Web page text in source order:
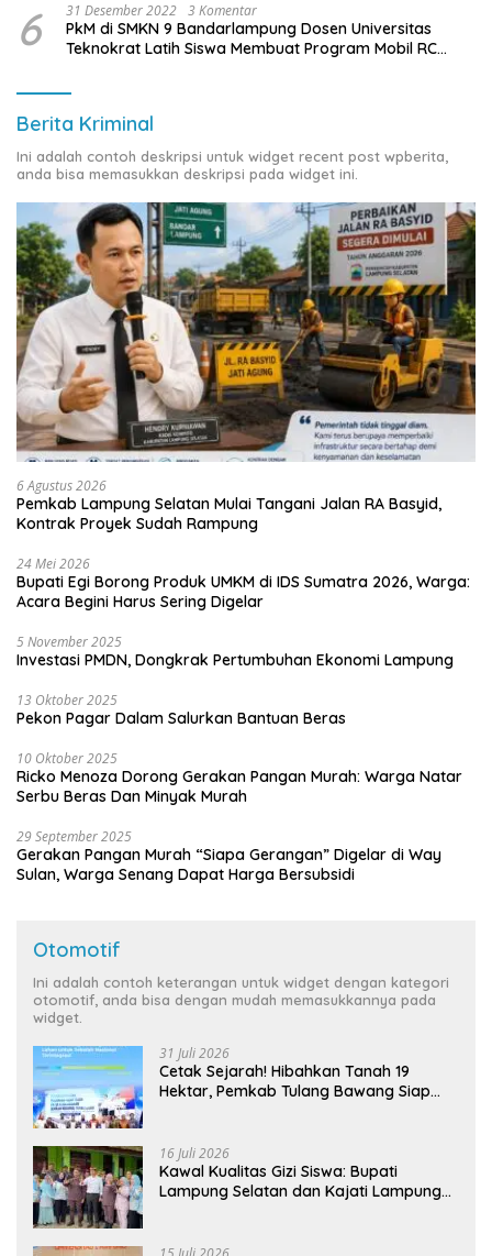
6 31 Desember 2022 3 Komentar
PkM di SMKN 9 Bandarlampung Dosen Universitas
Teknokrat Latih Siswa Membuat Program Mobil RC
Berita Kriminal
Ini adalah contoh deskripsi untuk widget recent post wpberita,
anda bisa memasukkan deskripsi pada widget ini.
6 Agustus 2026
Pemkab Lampung Selatan Mulai Tangani Jalan RA Basyid,
Kontrak Proyek Sudah Rampung
24 Mei 2026
Bupati Egi Borong Produk UMKM di IDS Sumatra 2026, Warga:
Acara Begini Harus Sering Digelar
5 November 2025
Investasi PMDN, Dongkrak Pertumbuhan Ekonomi Lampung
13 Oktober 2025
Pekon Pagar Dalam Salurkan Bantuan Beras
10 Oktober 2025
Ricko Menoza Dorong Gerakan Pangan Murah: Warga Natar
Serbu Beras Dan Minyak Murah
29 September 2025
Gerakan Pangan Murah “Siapa Gerangan” Digelar di Way
Sulan, Warga Senang Dapat Harga Bersubsidi
Otomotif
Ini adalah contoh keterangan untuk widget dengan kategori
otomotif, anda bisa dengan mudah memasukkannya pada
widget.
31 Juli 2026
Cetak Sejarah! Hibahkan Tanah 19
Hektar, Pemkab Tulang Bawang Siap
16 Juli 2026
Kawal Kualitas Gizi Siswa: Bupati
Lampung Selatan dan Kajati Lampung